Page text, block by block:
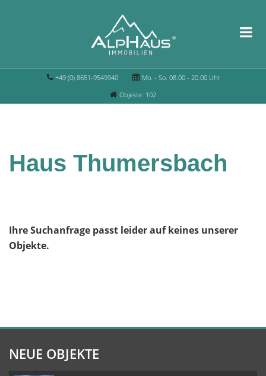
+49 (0) 8651-9549940
Mo. - So. 08.00 - 20.00 Uhr
Objekte: 102
Haus Thumersbach
Ihre Suchanfrage passt leider auf keines unserer
Objekte.
NEUE OBJEKTE